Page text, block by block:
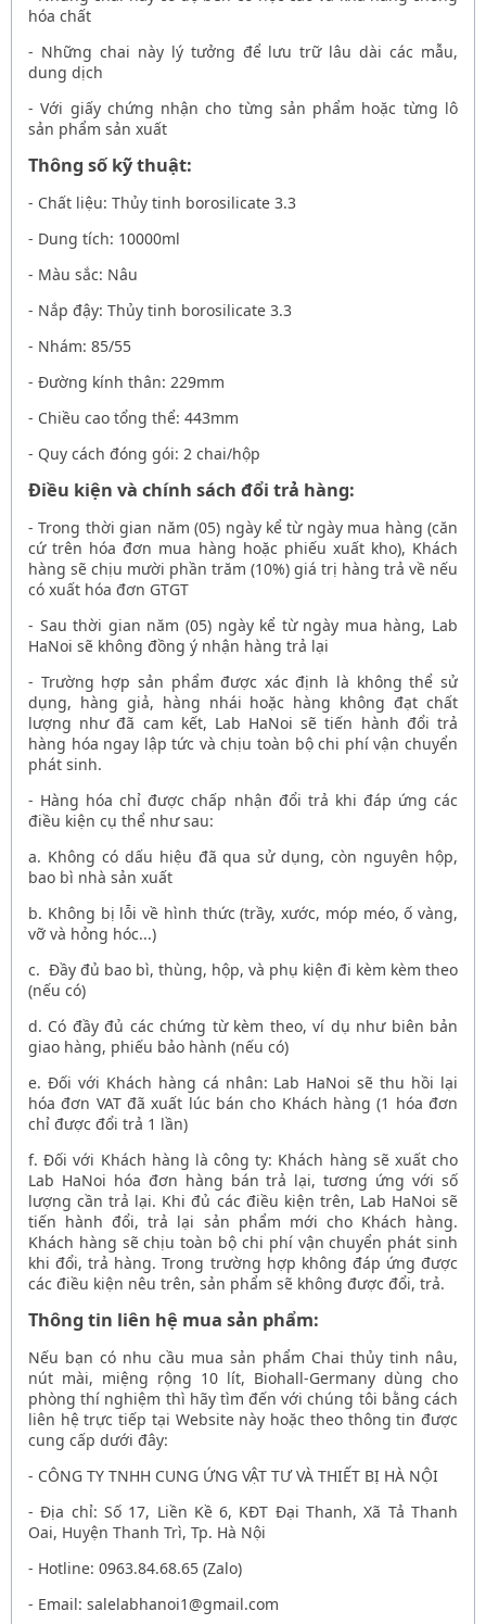
hóa chất
- Những chai này lý tưởng để lưu trữ lâu dài các mẫu,
dung dịch
- Với giấy chứng nhận cho từng sản phẩm hoặc từng lô
sản phẩm sản xuất
Thông số kỹ thuật:
- Chất liệu: Thủy tinh borosilicate 3.3
- Dung tích: 10000ml
- Màu sắc: Nâu
- Nắp đậy: Thủy tinh borosilicate 3.3
- Nhám: 85/55
- Đường kính thân: 229mm
- Chiều cao tổng thể: 443mm
- Quy cách đóng gói: 2 chai/hộp
Điều kiện và chính sách đổi trả hàng:
- Trong thời gian năm (05) ngày kể từ ngày mua hàng (căn
cứ trên hóa đơn mua hàng hoặc phiếu xuất kho), Khách
hàng sẽ chịu mười phần trăm (10%) giá trị hàng trả về nếu
có xuất hóa đơn GTGT
- Sau thời gian năm (05) ngày kể từ ngày mua hàng, Lab
HaNoi sẽ không đồng ý nhận hàng trả lại
- Trường hợp sản phẩm được xác định là không thể sử
dụng, hàng giả, hàng nhái hoặc hàng không đạt chất
lượng như đã cam kết, Lab HaNoi sẽ tiến hành đổi trả
hàng hóa ngay lập tức và chịu toàn bộ chi phí vận chuyển
phát sinh.
- Hàng hóa chỉ được chấp nhận đổi trả khi đáp ứng các
điều kiện cụ thể như sau:
a. Không có dấu hiệu đã qua sử dụng, còn nguyên hộp,
bao bì nhà sản xuất
b. ​​​​​​Không bị lỗi về hình thức (trầy, xước, móp méo, ố vàng,
vỡ và hỏng hóc...)
c. Đầy đủ bao bì, thùng, hộp, và phụ kiện đi kèm kèm theo
(nếu có)
d. Có đầy đủ các chứng từ kèm theo, ví dụ như biên bản
giao hàng, phiếu bảo hành (nếu có)
e. Đối với Khách hàng cá nhân: Lab HaNoi sẽ thu hồi lại
hóa đơn VAT đã xuất lúc bán cho Khách hàng (1 hóa đơn
chỉ được đổi trả 1 lần)
f. Đối với Khách hàng là công ty: Khách hàng sẽ xuất cho
Lab HaNoi hóa đơn hàng bán trả lại, tương ứng với số
lượng cần trả lại. Khi đủ các điều kiện trên, Lab HaNoi sẽ
tiến hành đổi, trả lại sản phẩm mới cho Khách hàng.
Khách hàng sẽ chịu toàn bộ chi phí vận chuyển phát sinh
khi đổi, trả hàng. Trong trường hợp không đáp ứng được
các điều kiện nêu trên, sản phẩm sẽ không được đổi, trả.
Thông tin liên hệ mua sản phẩm:
Nếu bạn có nhu cầu mua sản phẩm Chai thủy tinh nâu,
nút mài, miệng rộng 10 lít, Biohall-Germany dùng cho
phòng thí nghiệm thì hãy tìm đến với chúng tôi bằng cách
liên hệ trực tiếp tại Website này hoặc theo thông tin được
cung cấp dưới đây:
- CÔNG TY TNHH CUNG ỨNG VẬT TƯ VÀ THIẾT BỊ HÀ NỘI
- Địa chỉ: Số 17, Liền Kề 6, KĐT Đại Thanh, Xã Tả Thanh
Oai, Huyện Thanh Trì, Tp. Hà Nội
- Hotline: 0963.84.68.65 (Zalo)
- Email: salelabhanoi1@gmail.com